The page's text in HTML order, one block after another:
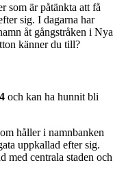
som är påtänkta att få
sig. I dagarna har
åt gångstråken i Nya
känner du till?
och kan ha hunnit bli
håller i namnbanken
uppkallad efter sig.
med centrala staden och